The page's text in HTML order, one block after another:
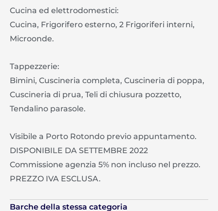
Cucina ed elettrodomestici:
Cucina, Frigorifero esterno, 2 Frigoriferi interni,
Microonde.
Tappezzerie:
Bimini, Cuscineria completa, Cuscineria di poppa,
Cuscineria di prua, Teli di chiusura pozzetto,
Tendalino parasole.
Visibile a Porto Rotondo previo appuntamento.
DISPONIBILE DA SETTEMBRE 2022
Commissione agenzia 5% non incluso nel prezzo.
PREZZO IVA ESCLUSA.
Barche della stessa categoria